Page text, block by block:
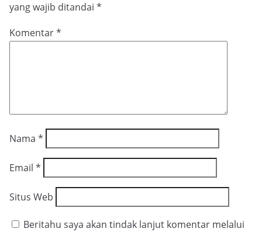
yang wajib ditandai *
Komentar*
Nama *
Email *
Situs Web
Beritahu saya akan tindak lanjut komentar melalui